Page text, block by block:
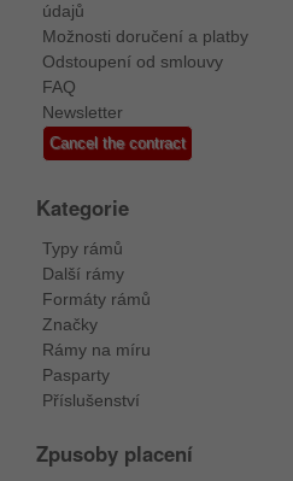
údajů
Možnosti doručení a platby
Odstoupení od smlouvy
FAQ
Newsletter
Cancel the contract
Kategorie
Typy rámů
Další rámy
Formáty rámů
Značky
Rámy na míru
Pasparty
Příslušenství
Zpusoby placení